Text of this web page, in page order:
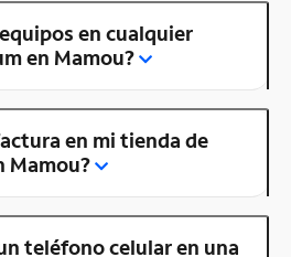
en cualquier
en Mamou?
en mi tienda de
Mamou?
teléfono celular en una